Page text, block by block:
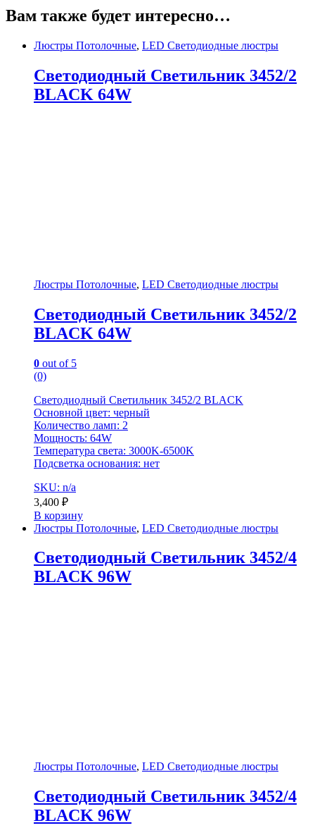
Вам также будет интересно…
Люстры Потолочные, LED Светодиодные люстры
Светодиодный Светильник 3452/2
BLACK 64W
Люстры Потолочные, LED Светодиодные люстры
Светодиодный Светильник 3452/2
BLACK 64W
0 out of 5
(0)
Светодиодный Светильник 3452/2 BLACK
Основной цвет: черный
Количество ламп: 2
Мощность: 64W
Температура света: 3000K-6500K
Подсветка основания: нет
SKU: n/a
3,400 ₽
В корзину
Люстры Потолочные, LED Светодиодные люстры
Светодиодный Светильник 3452/4
BLACK 96W
Люстры Потолочные, LED Светодиодные люстры
Светодиодный Светильник 3452/4
BLACK 96W